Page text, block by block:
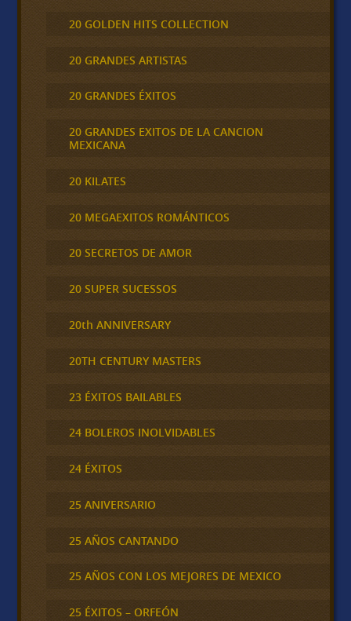
20 GOLDEN HITS COLLECTION
20 GRANDES ARTISTAS
20 GRANDES ÉXITOS
20 GRANDES EXITOS DE LA CANCION
MEXICANA
20 KILATES
20 MEGAEXITOS ROMÁNTICOS
20 SECRETOS DE AMOR
20 SUPER SUCESSOS
20th ANNIVERSARY
20TH CENTURY MASTERS
23 ÉXITOS BAILABLES
24 BOLEROS INOLVIDABLES
24 ÉXITOS
25 ANIVERSARIO
25 AÑOS CANTANDO
25 AÑOS CON LOS MEJORES DE MEXICO
25 ÉXITOS – ORFEÓN